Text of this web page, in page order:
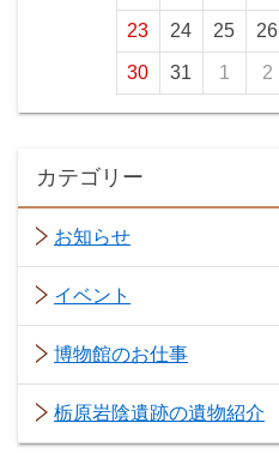
23 24 25 26
30 31 1 2
カテゴリー
お知らせ
イベント
博物館のお仕事
栃原岩陰遺跡の遺物紹介